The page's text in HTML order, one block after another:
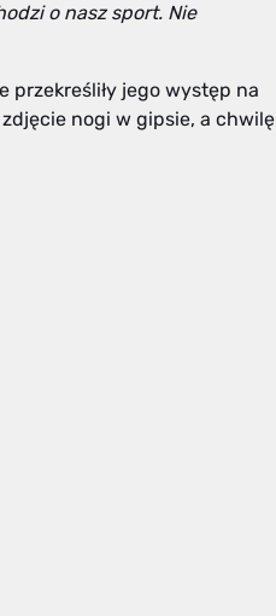
o nasz sport. Nie
przekreśliły jego występ na
nogi w gipsie, a chwilę